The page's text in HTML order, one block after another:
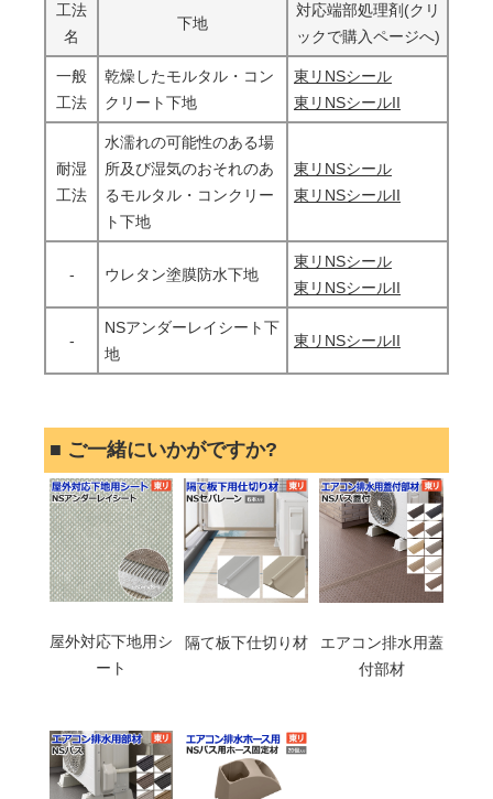
工法
名
下地
対応端部処理剤(クリ
ックで購入ページへ)
一般
工法
乾燥したモルタル・コン
クリート下地
東リNSシール
東リNSシールII
耐湿
工法
水濡れの可能性のある場
所及び湿気のおそれのあ
るモルタル・コンクリー
ト下地
東リNSシール
東リNSシールII
- ウレタン塗膜防水下地
東リNSシール
東リNSシールII
-
NSアンダーレイシート下
地
東リNSシールII
■ ご一緒にいかがですか?
屋外対応下地用シ
ート
隔て板下仕切り材
エアコン排水用蓋
付部材